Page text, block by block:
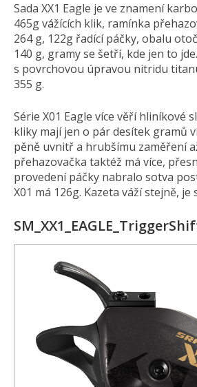
Sada XX1 Eagle je ve znamení
465g vážících klik, ramínka
264 g, 122g řadící páčky, obalu
140 g, gramy se šetří, kde jen to
s povrchovou úpravou nitridu
355 g.
Série X01 Eagle více věří hliníkové
kliky mají jen o pár desítek gramů
pěně uvnitř a hrubšímu zaměření
přehazovačka taktéž má více,
provedení páčky nabralo sotva
X01 má 126g. Kazeta váží stejně, je